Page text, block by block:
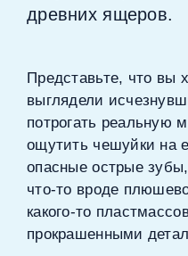
древних ящеров.
Представьте, что вы
выглядели
потрогать реальную
ощутить чешуйки на
опасные острые
что‑то вроде
какого‑то
прокрашенными